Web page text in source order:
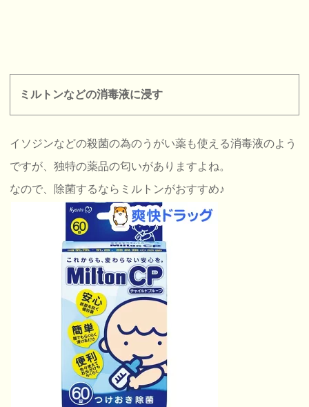
ミルトンなどの消毒液に浸す
イソジンなどの殺菌の為のうがい薬も使える消毒液のよう
ですが、独特の薬品の匂いがありますよね。
なので、除菌するならミルトンがおすすめ♪